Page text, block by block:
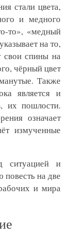
стали цвета,
и медного
то», «медный
на то,
спины на
чёрный цвет
Также
является и
их пошлости.
означает
измученные
ситуацией и
повесть на две
и мира